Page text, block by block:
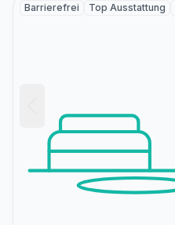
Barrierefrei Top Ausstattung